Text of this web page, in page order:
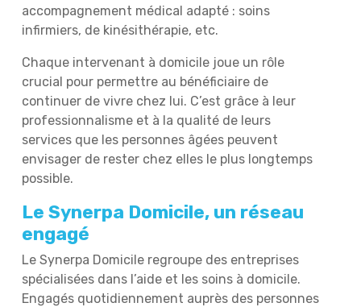
accompagnement médical adapté : soins
infirmiers, de kinésithérapie, etc.
Chaque intervenant à domicile joue un rôle
crucial pour permettre au bénéficiaire de
continuer de vivre chez lui. C’est grâce à leur
professionnalisme et à la qualité de leurs
services que les personnes âgées peuvent
envisager de rester chez elles le plus longtemps
possible.
Le Synerpa Domicile, un réseau
engagé
Le Synerpa Domicile regroupe des entreprises
spécialisées dans l’aide et les soins à domicile.
Engagés quotidiennement auprès des personnes